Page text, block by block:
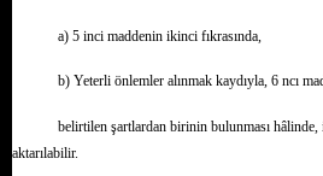
a) 5 inci maddenin ikinci fıkrasında,
b) Yeterli önlemler alınmak kaydıyla, 6 ncı
belirtilen şartlardan birinin bulunması hâlinde,
aktarılabilir.